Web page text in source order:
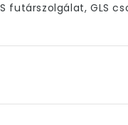
futárszolgálat, GLS